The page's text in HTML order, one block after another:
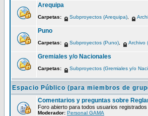
Arequipa
Carpetas: Subproyectos (Arequipa)
Puno
Carpetas: Subproyectos (Puno) Archivo
Gremiales y/o Nacionales
Carpetas: Subproyectos (Gremiales y/o
Espacio Público (para miembros de
Comentarios y preguntas sobre
Foro abierto para todos usuarios
Moderador: Personal GAMA